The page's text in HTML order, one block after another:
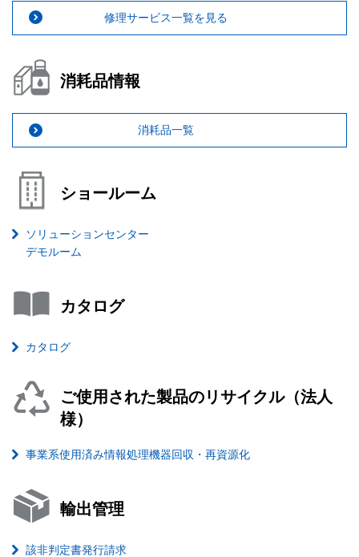
修理サービス一覧を見る
消耗品情報
消耗品一覧
ショールーム
ソリューションセンター
デモルーム
カタログ
カタログ
ご使用された製品のリサイクル（法人
様）
事業系使用済み情報処理機器回収・再資源化
輸出管理
該非判定書発行請求